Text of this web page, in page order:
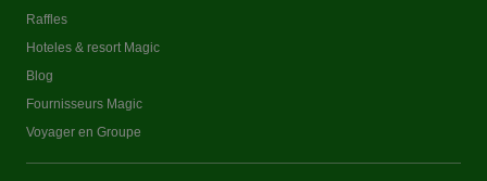
Raffles
Hoteles & resort Magic
Blog
Fournisseurs Magic
Voyager en Groupe